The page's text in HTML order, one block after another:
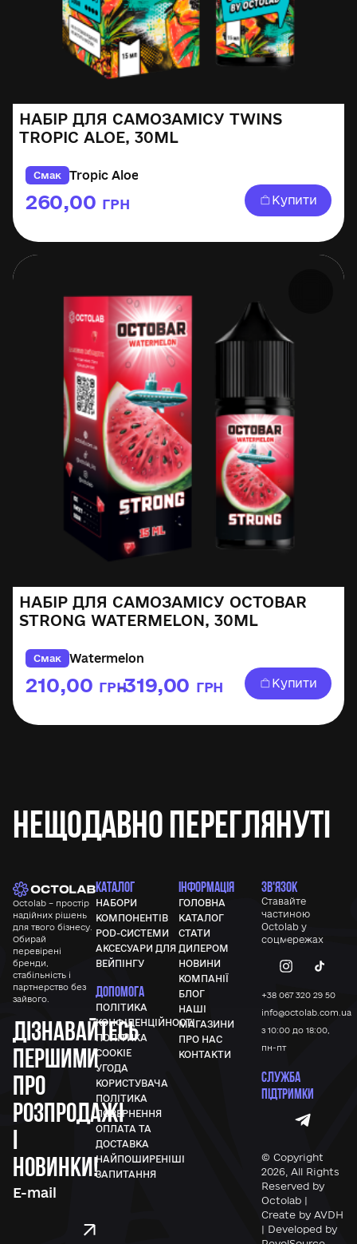
НАБІР ДЛЯ САМОЗАМІСУ TWINS
TROPIC ALOE, 30ML
Смак Tropic Aloe
260,00 ГРН Купити
НАБІР ДЛЯ САМОЗАМІСУ OCTOBAR
STRONG WATERMELON, 30ML
Смак Watermelon
210,00 ГРН
–319,00 ГРН Купити
Нещодавно переглянуті
Octolab – простір
надійних рішень
для твого бізнесу.
Обирай
перевірені
бренди,
стабільність і
партнерство без
зайвого.
Дізнавайтесь
першими
про
розпродажі
і
новинки!
КАТАЛОГ
НАБОРИ
КОМПОНЕНТІВ
POD-СИСТЕМИ
АКСЕСУАРИ ДЛЯ
ВЕЙПІНГУ
ДОПОМОГА
ПОЛІТИКА
КОНФІДЕНЦІЙНОСТІ
ПОЛІТИКА
COOKIE
УГОДА
КОРИСТУВАЧА
ПОЛІТИКА
ПОВЕРНЕННЯ
ОПЛАТА ТА
ДОСТАВКА
НАЙПОШИРЕНІШІ
ЗАПИТАННЯ
ІНФОРМАЦІЯ
ГОЛОВНА
КАТАЛОГ
СТАТИ
ДИЛЕРОМ
НОВИНИ
КОМПАНІЇ
БЛОГ
НАШІ
МАГАЗИНИ
ПРО НАС
КОНТАКТИ
ЗВ'ЯЗОК
Ставайте
частиною
Octolab у
соцмережах
+38 067 320 29 50
info@octolab.com.ua
з 10:00 до 18:00,
пн-пт
СЛУЖБА
ПІДТРИМКИ
© Copyright
2026, All Rights
Reserved by
Octolab |
Create by AVDH
| Developed by